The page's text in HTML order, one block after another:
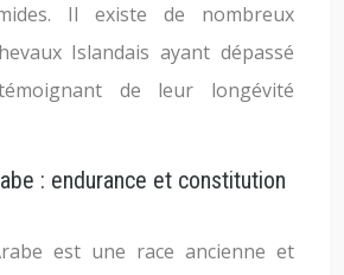
Il existe de nombreux
Islandais ayant dépassé
de leur longévité
: endurance et constitution
est une race ancienne et